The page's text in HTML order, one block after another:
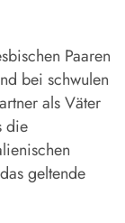
Paaren
bei schwulen
als Väter
die
geltende